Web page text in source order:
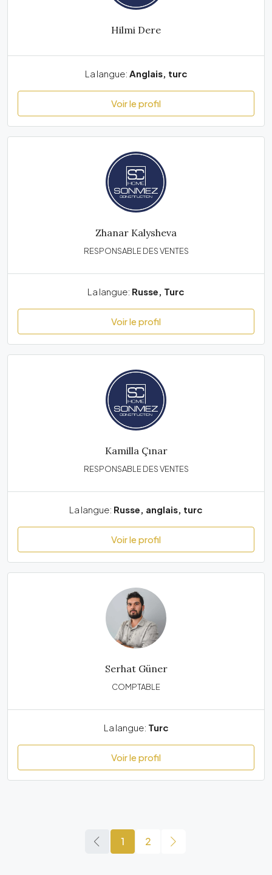
Hilmi Dere
La langue: Anglais, turc
Voir le profil
Zhanar Kalysheva
RESPONSABLE DES VENTES
La langue: Russe, Turc
Voir le profil
Kamilla Çınar
RESPONSABLE DES VENTES
La langue: Russe, anglais, turc
Voir le profil
Serhat Güner
COMPTABLE
La langue: Turc
Voir le profil
1 2